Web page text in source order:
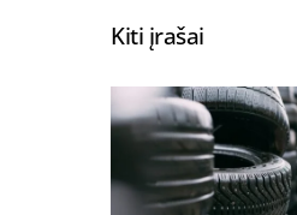
Kiti įrašai